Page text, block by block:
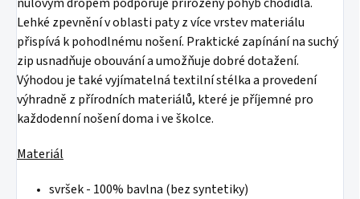
Lehké zpevnění v oblasti paty z více vrstev materiálu
přispívá k pohodlnému nošení. Praktické zapínání na suchý
zip usnadňuje obouvání a umožňuje dobré dotažení.
Výhodou je také vyjímatelná textilní stélka a provedení
výhradně z přírodních materiálů, které je příjemné pro
každodenní nošení doma i ve školce.
Materiál
svršek - 100% bavlna (bez syntetiky)